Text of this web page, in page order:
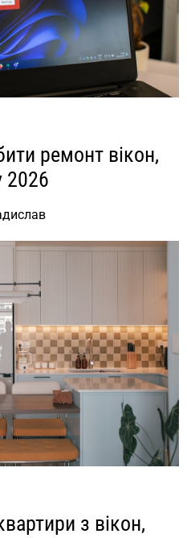
ремонт вікон,
2026
з вікон,